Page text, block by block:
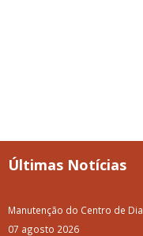
Últimas Notícias
Manutenção do Centro de Dia
07 agosto 2026